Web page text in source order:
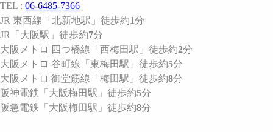
TEL : 06-6485-7366
JR 東西線 「北新地駅」 徒歩約1分
JR
「大阪駅」 徒歩約7分
大阪メトロ 四つ橋線 「西梅田駅」 徒歩約2分
大阪メトロ 谷町線 「東梅田駅」 徒歩約5分
大阪メトロ 御堂筋線 「梅田駅」 徒歩約8分
阪神電鉄 「大阪梅田駅」 徒歩約5分
阪急電鉄 「大阪梅田駅」 徒歩約8分